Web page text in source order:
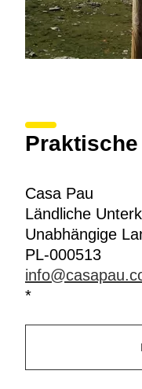
Casa Pau
Ländliche
Unabhängige
PL-000513
*